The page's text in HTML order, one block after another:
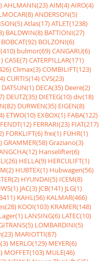
AHLMANN(23)AIM(4)AIRO(4)
ANDERSON(5)
Atlas(17)ATLET(1238)
BALDWIN(8) BATTIONI(27)
BOBCAT(92) BOLZONI(6)
bulmor(69)CANGARU(6)
CASE(7)CATERPILLAR(171)
Climax(3)COMBILIFT(123)
CURTIS(14)CVS(23)
DATSUN(1) DECA(35) Deere(2)
DEUTZ(35) DIETEG(10)div(18)
DURWEN(35) EIGEN(8)
ETWO(10) EXBOX(1) FABA(122)
FENDT(12) FERRARI(23) FIAT(217)
FORKLIFT(6)frei(1) FÜHR(1)
GRAMMER(58)Graziano(3)
Hanselifter(6)
HELLA(9) HERCULIFT(1)
HUBTEX(1) Hubwagen(56)
HYUNDAI(5) ICEM(8)
IWS(1) JAC(3) JCB(141) JLG(1)
KAHL(56) KALMAR(466)
KOOI(103) KRAMER(148)
LANSING(6) LATEC(10)
LOMBARDINI(5)
MARIOTTI(87)
MERLO(129) MEYER(6)
MOFFET(103) MULE(46)